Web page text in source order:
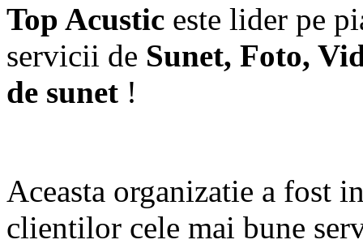
Top Acustic este lider pe
servicii de Sunet, Foto,
de sunet !
Aceasta organizatie a fost
clientilor cele mai bune